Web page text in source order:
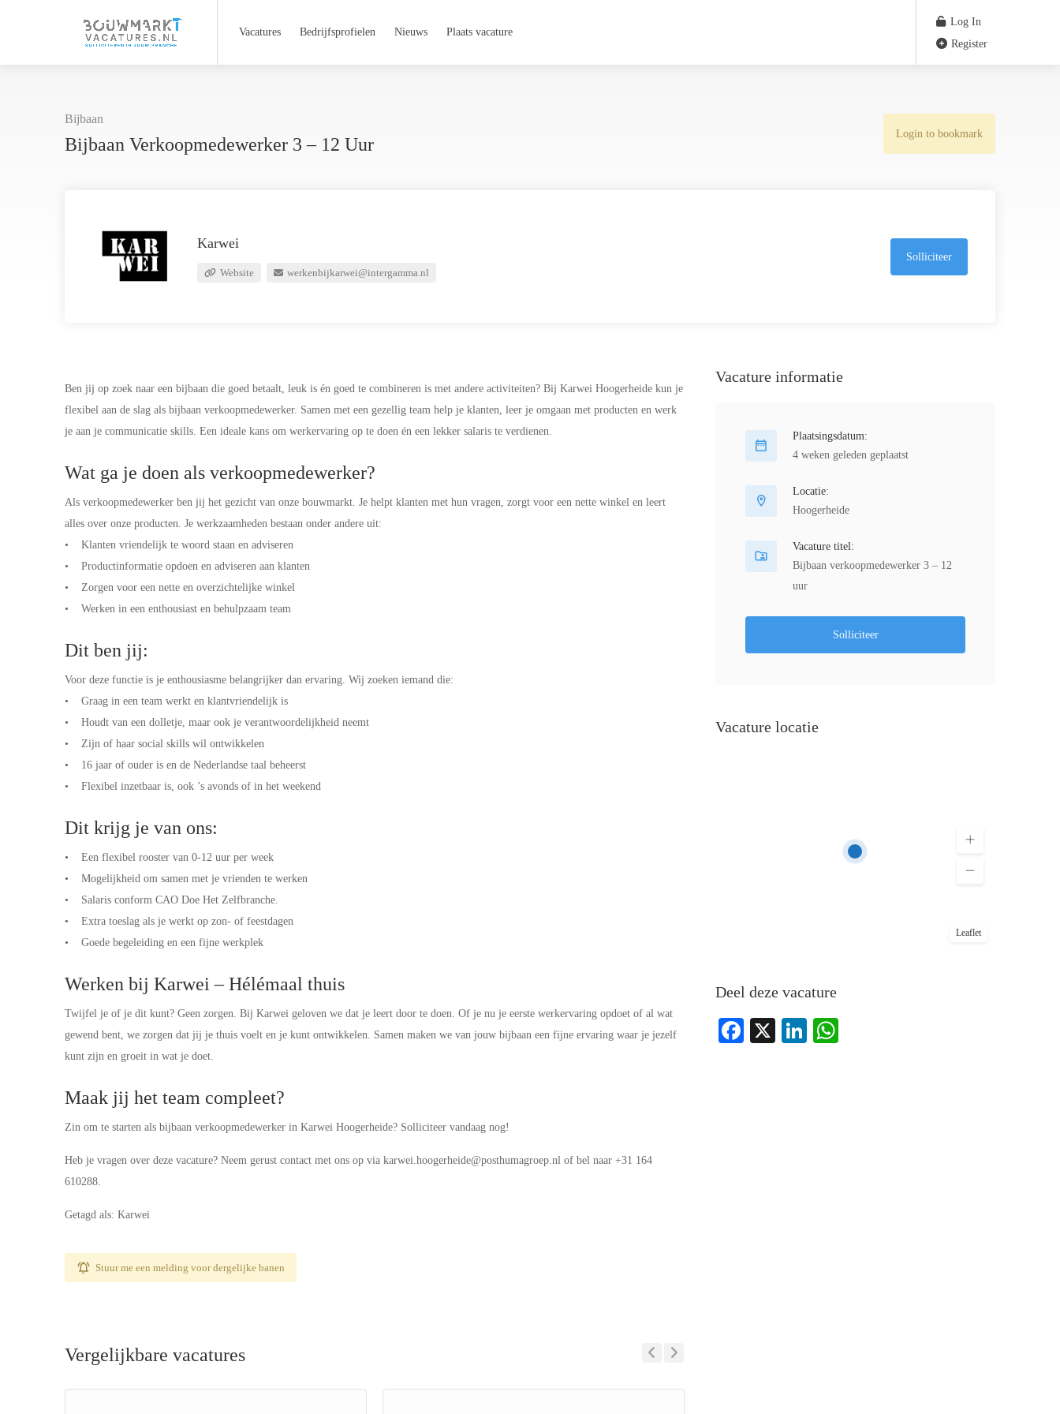
Vacatures Bedrijfsprofielen Nieuws Plaats vacature
Log In
Register
Bijbaan
Bijbaan Verkoopmedewerker 3 – 12 Uur
Login to bookmark
Karwei
Website werkenbijkarwei@intergamma.nl
Solliciteer
Ben jij op zoek naar een bijbaan die goed betaalt, leuk is én goed te combineren is met andere activiteiten? Bij Karwei Hoogerheide kun je
flexibel aan de slag als bijbaan verkoopmedewerker. Samen met een gezellig team help je klanten, leer je omgaan met producten en werk
je aan je communicatie skills. Een ideale kans om werkervaring op te doen én een lekker salaris te verdienen.
Wat ga je doen als verkoopmedewerker?
Als verkoopmedewerker ben jij het gezicht van onze bouwmarkt. Je helpt klanten met hun vragen, zorgt voor een nette winkel en leert
alles over onze producten. Je werkzaamheden bestaan onder andere uit:
• Klanten vriendelijk te woord staan en adviseren
• Productinformatie opdoen en adviseren aan klanten
• Zorgen voor een nette en overzichtelijke winkel
• Werken in een enthousiast en behulpzaam team
Dit ben jij:
Voor deze functie is je enthousiasme belangrijker dan ervaring. Wij zoeken iemand die:
• Graag in een team werkt en klantvriendelijk is
• Houdt van een dolletje, maar ook je verantwoordelijkheid neemt
• Zijn of haar social skills wil ontwikkelen
• 16 jaar of ouder is en de Nederlandse taal beheerst
• Flexibel inzetbaar is, ook ’s avonds of in het weekend
Dit krijg je van ons:
• Een flexibel rooster van 0-12 uur per week
• Mogelijkheid om samen met je vrienden te werken
• Salaris conform CAO Doe Het Zelfbranche.
• Extra toeslag als je werkt op zon- of feestdagen
• Goede begeleiding en een fijne werkplek
Werken bij Karwei – Hélémaal thuis
Twijfel je of je dit kunt? Geen zorgen. Bij Karwei geloven we dat je leert door te doen. Of je nu je eerste werkervaring opdoet of al wat
gewend bent, we zorgen dat jij je thuis voelt en je kunt ontwikkelen. Samen maken we van jouw bijbaan een fijne ervaring waar je jezelf
kunt zijn en groeit in wat je doet.
Maak jij het team compleet?
Zin om te starten als bijbaan verkoopmedewerker in Karwei Hoogerheide? Solliciteer vandaag nog!
Heb je vragen over deze vacature? Neem gerust contact met ons op via karwei.hoogerheide@posthumagroep.nl of bel naar +31 164
610288.
Getagd als: Karwei
Stuur me een melding voor dergelijke banen
Vergelijkbare vacatures
Vacature informatie
Plaatsingsdatum:
4 weken geleden geplaatst
Locatie:
Hoogerheide
Vacature titel:
Bijbaan verkoopmedewerker 3 – 12
uur
Solliciteer
Vacature locatie
Leaflet
Deel deze vacature
Facebook
X LinkedIn